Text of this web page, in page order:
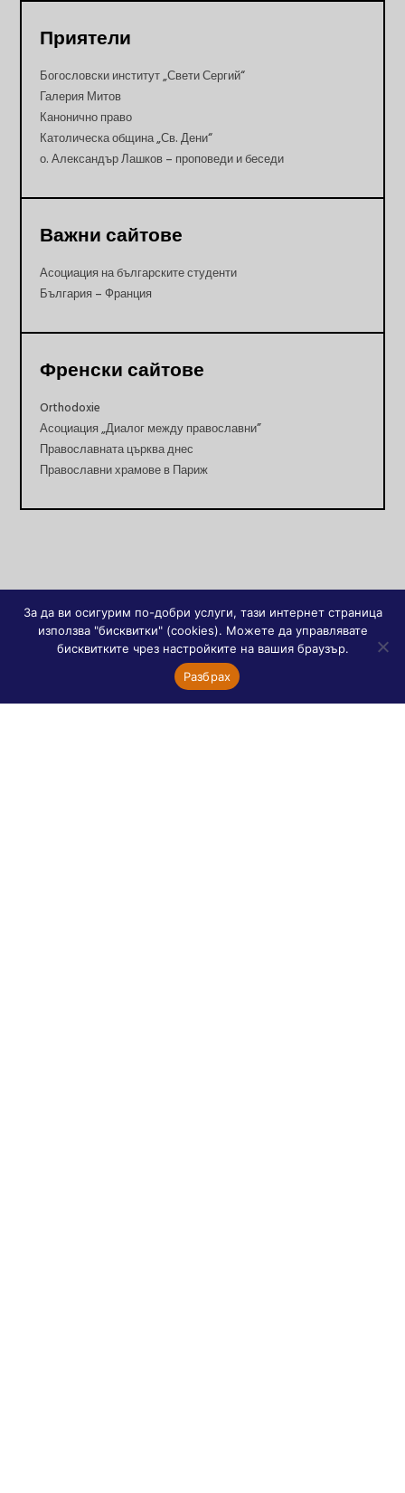
Приятели
Богословски институт „Свети Сергий“
Галерия Митов
Канонично право
Католическа община „Св. Дени“
о. Александър Лашков – проповеди и беседи
Важни сайтове
Асоциация на българските студенти
България – Франция
Френски сайтове
Orthodoxie
Асоциация „Диалог между православни”
Православната църква днес
Православни храмове в Париж
За да ви осигурим по-добри услуги, тази интернет страница
използва "бисквитки" (cookies). Можете да управлявате
бисквитките чрез настройките на вашия браузър.
Разбрах